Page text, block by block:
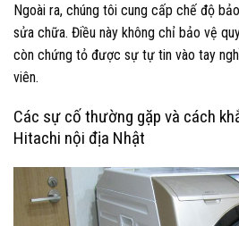
Ngoài ra, chúng tôi cung cấp chế độ
sửa chữa. Điều này không chỉ bảo vệ
còn chứng tỏ được sự tự tin vào tay
viên.
Các sự cố thường gặp và cách
Hitachi nội địa Nhật